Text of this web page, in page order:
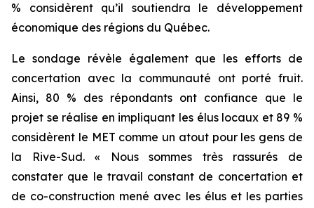
% considèrent qu’il soutiendra le développement
économique des régions du Québec.
Le sondage révèle également que les efforts de
concertation avec la communauté ont porté fruit.
Ainsi, 80 % des répondants ont confiance que le
projet se réalise en impliquant les élus locaux et 89 %
considèrent le MET comme un atout pour les gens de
la Rive-Sud. « Nous sommes très rassurés de
constater que le travail constant de concertation et
de co-construction mené avec les élus et les parties